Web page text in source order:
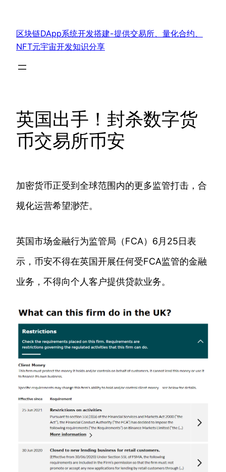
区块链DApp系统开发搭建-提供交易所、量化合约、
NFT元宇宙开发知识分享
英国出手！封杀数字货
币交易所币安
加密货币正受到全球范围内的更多监管打击，合
规化运营希望渺茫。
英国市场金融行为监管局（FCA）6月25日表
示，币安不得在英国开展任何受FCA监管的金融
业务，不得向个人客户提供贷款业务。